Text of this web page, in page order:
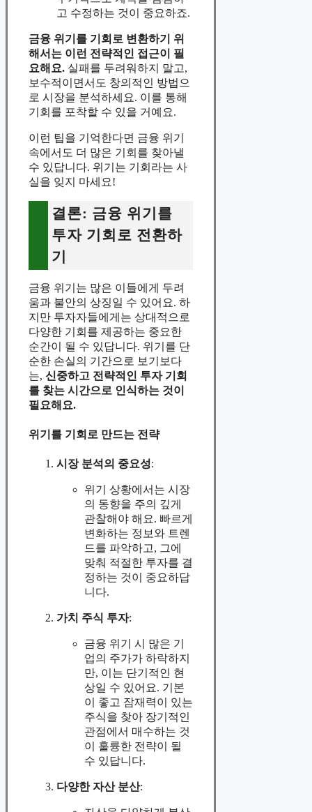
고 수정하는 것이 중요하죠.
금융 위기를 기회로 변환하기 위
해서는 이런 전략적인 접근이 필
요해요. 실패를 두려워하지 말고,
보수적이면서도 창의적인 방법으
로 시장을 분석하세요. 이를 통해
기회를 포착할 수 있을 거예요.
이런 팁을 기억한다면 금융 위기
속에서도 더 많은 기회를 찾아낼
수 있답니다. 위기는 기회라는 사
실을 잊지 마세요!
결론: 금융 위기를
투자 기회로 전환하
기
금융 위기는 많은 이들에게 두려
움과 불안의 상징일 수 있어요. 하
지만 투자자들에게는 상대적으로
다양한 기회를 제공하는 중요한
순간이 될 수 있답니다. 위기를 단
순한 손실의 기간으로 보기보다
는, 신중하고 전략적인 투자 기회
를 찾는 시간으로 인식하는 것이
필요해요.
위기를 기회로 만드는 전략
시장 분석의 중요성:
위기 상황에서는 시장
의 동향을 주의 깊게
관찰해야 해요. 빠르게
변화하는 정보와 트렌
드를 파악하고, 그에
맞춰 적절한 투자를 결
정하는 것이 중요하답
니다.
가치 주식 투자:
금융 위기 시 많은 기
업의 주가가 하락하지
만, 이는 단기적인 현
상일 수 있어요. 기본
이 좋고 잠재력이 있는
주식을 찾아 장기적인
관점에서 매수하는 것
이 훌륭한 전략이 될
수 있답니다.
다양한 자산 분산: